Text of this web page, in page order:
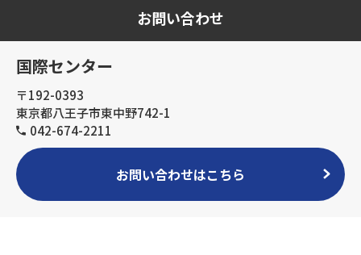
お問い合わせ
国際センター
〒192-0393
東京都八王子市東中野742-1
042-674-2211
お問い合わせはこちら